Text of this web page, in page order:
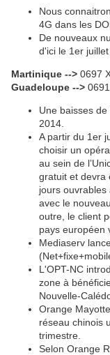
Nous
4G dans les
De nouveaux
d'ici le 1er
Martinique --> 0697
Guadeloupe -->
Une baisses
2014.
A partir du 1er
choisir un
au sein de
gratuit et devra
jours ouvrables
avec le
outre, le client
pays européen
Mediaserv
L'OPT-NC
zone à
Nouvelle-
Orange
réseau chinois
trimestre.
Selon Orange